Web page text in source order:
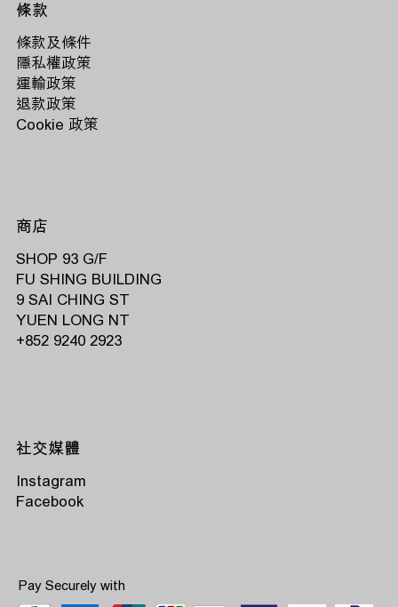
條款及條件
隱私權政策
運輸政策
退款政策
Cookie 政策
條款
SHOP 93 G/F
FU SHING BUILDING
9 SAI CHING ST
YUEN LONG NT
‭+852 9240 2923‬
商店
Instagram
Facebook
社交媒體
Pay Securely with